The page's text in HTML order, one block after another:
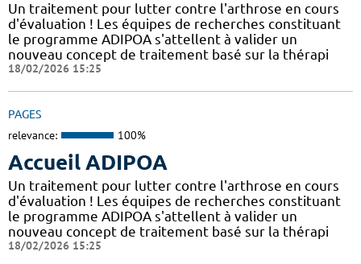
Un traitement pour lutter contre l'arthrose en cours
d'évaluation ! Les équipes de recherches constituant
le programme ADIPOA s'attellent à valider un
nouveau concept de traitement basé sur la thérapi
18/02/2026 15:25
PAGES
relevance: 100%
Accueil ADIPOA
Un traitement pour lutter contre l'arthrose en cours
d'évaluation ! Les équipes de recherches constituant
le programme ADIPOA s'attellent à valider un
nouveau concept de traitement basé sur la thérapi
18/02/2026 15:25